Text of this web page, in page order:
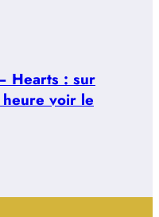
Hearts : sur
voir le